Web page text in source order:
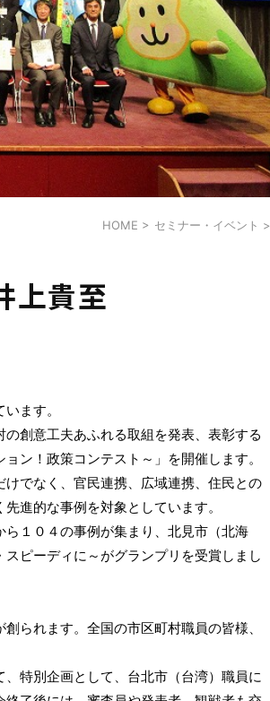
HOME > セミナー・イベント >
上貴至
ます。
創意工夫あふれる取組を発表、表彰する
ン！政策コンテスト～」を開催します。
でなく、官民連携、広域連携、住民との
進的な事例を対象としています。
１０４の事例が集まり、北見市（北海
ピーディに～がグランプリを受賞しまし
られます。全国の市区町村職員の皆様、
特別企画として、台北市（台湾）職員に